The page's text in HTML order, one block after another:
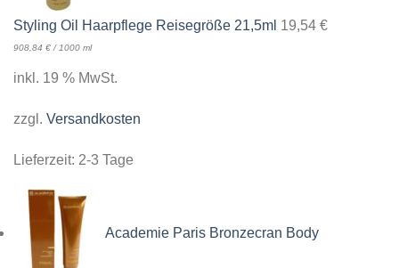
Styling Oil Haarpflege Reisegröße 21,5ml 19,54 €
908,84 € / 1000 ml
inkl. 19 % MwSt.
zzgl. Versandkosten
Lieferzeit: 2-3 Tage
Academie Paris Bronzecran Body